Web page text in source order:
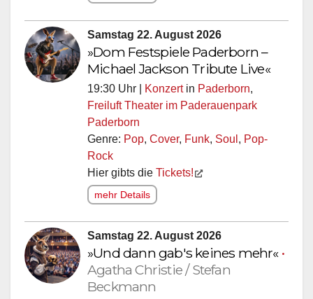
Samstag 22. August 2026
»Dom Festspiele Paderborn –
Michael Jackson Tribute Live«
19:30 Uhr | Konzertin Paderborn,
Freiluft Theater im Paderauenpark
Paderborn
Genre: Pop, Cover, Funk, Soul , Pop-
Rock
Hier gibts die Tickets!
mehr Details
Samstag 22. August 2026
»Und dann gab's keines mehr« •
Agatha Christie / Stefan
Beckmann